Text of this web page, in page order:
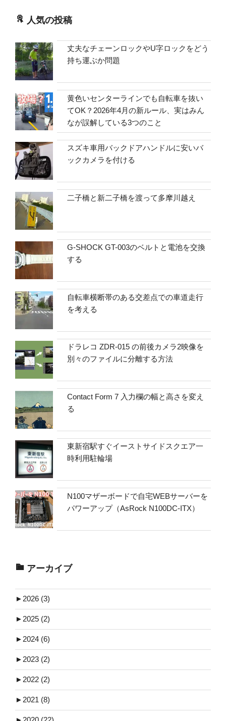
人気の投稿
丈夫なチェーンロックやU字ロックをどう
持ち運ぶか問題
黄色いセンターラインでも自転車を抜い
てOK？2026年4月の新ルール、実はみん
なが誤解している3つのこと
スズキ車用バックドアハンドルに安いバ
ックカメラを付ける
二子橋と新二子橋を渡って多摩川越え
G-SHOCK GT-003のベルトと電池を交換
する
自転車横断帯のある交差点での車道走行
を考える
ドラレコ ZDR-015 の前後カメラ2映像を
別々のファイルに分離する方法
Contact Form 7 入力欄の幅と高さを変え
る
東新宿駅すぐイーストサイドスクエア一
時利用駐輪場
N100マザーボードで自宅WEBサーバーを
パワーアップ（AsRock N100DC-ITX）
アーカイブ
► 2026 (3)
► 2025 (2)
► 2024 (6)
► 2023 (2)
► 2022 (2)
► 2021 (8)